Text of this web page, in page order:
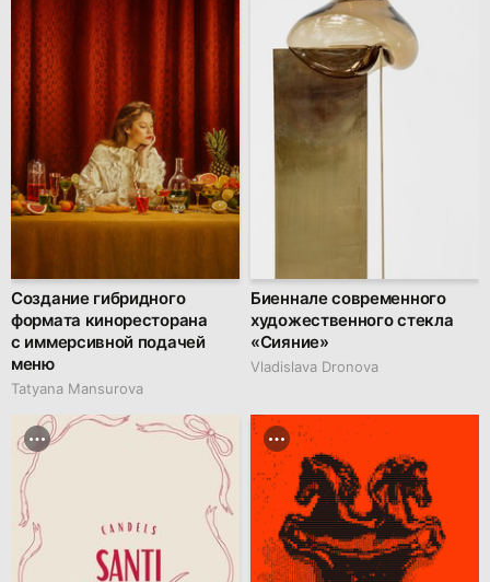
Создание гибридного
формата киноресторана
с иммерсивной подачей
меню
Tatyana Mansurova
Биеннале современного
художественного стекла
«Сияние»
Vladislava Dronova